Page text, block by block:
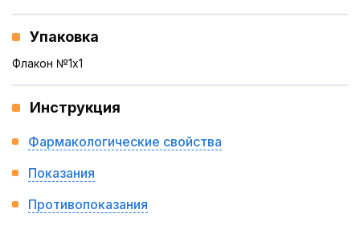
Упаковка
Флакон №1x1
Инструкция
Фармакологические свойства
Показания
Противопоказания